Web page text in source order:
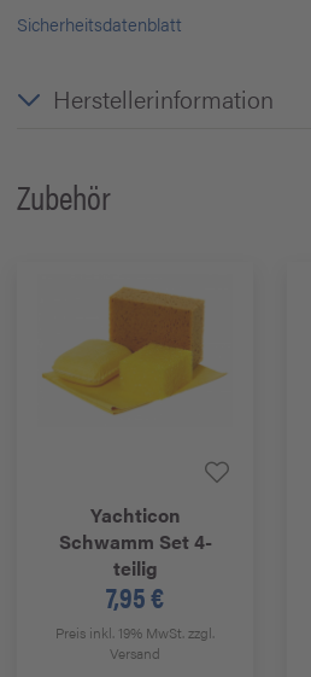
Sicherheitsdatenblatt
Herstellerinformation
Zubehör
Yachticon
Schwamm Set 4-
teilig
7,95 €
Preis inkl. 19% MwSt.zzgl.
Versand